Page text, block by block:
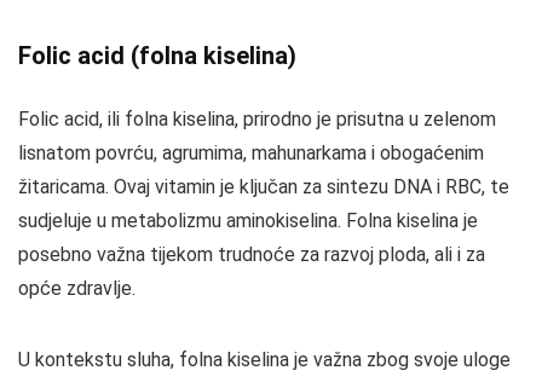
Folic acid (folna kiselina)
Folic acid, ili folna kiselina, prirodno je prisutna u zelenom
lisnatom povrću, agrumima, mahunarkama i obogaćenim
žitaricama. Ovaj vitamin je ključan za sintezu DNA i RBC, te
sudjeluje u metabolizmu aminokiselina. Folna kiselina je
posebno važna tijekom trudnoće za razvoj ploda, ali i za
opće zdravlje.
U kontekstu sluha, folna kiselina je važna zbog svoje uloge